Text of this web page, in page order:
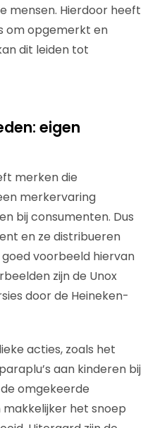
mensen. Hierdoor heeft
om opgemerkt en
dit leiden tot
eigen
merken die
merkervaring
bij consumenten. Dus
en ze distribueren
voorbeeld hiervan
zijn de Unox
door de Heineken-
acties, zoals het
aan kinderen bij
omgekeerde
makkelijker het snoep